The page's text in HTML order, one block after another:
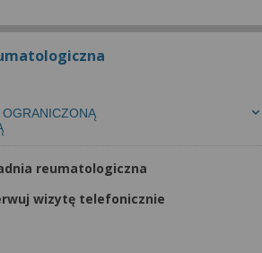
reumatologiczna
wizytę telefonicznie